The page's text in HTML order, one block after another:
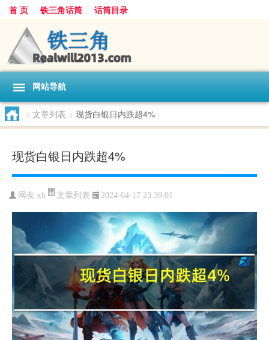
首 页 铁三角话筒 话筒目录
网站导航
> 文章列表 > 现货白银日内跌超4%
现货白银日内跌超4%
网友:xh 文章列表 2024-04-17 23:39:01